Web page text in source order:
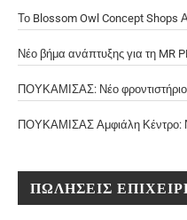
Το Blossom Owl Concept Shops
Νέο βήμα ανάπτυξης για τη MR
ΠΟΥΚΑΜΙΣΑΣ: Νέο
ΠΟΥΚΑΜΙΣΑΣ Αμφιάλη Κέντρο:
ΠΩΛΗΣΕΙΣ